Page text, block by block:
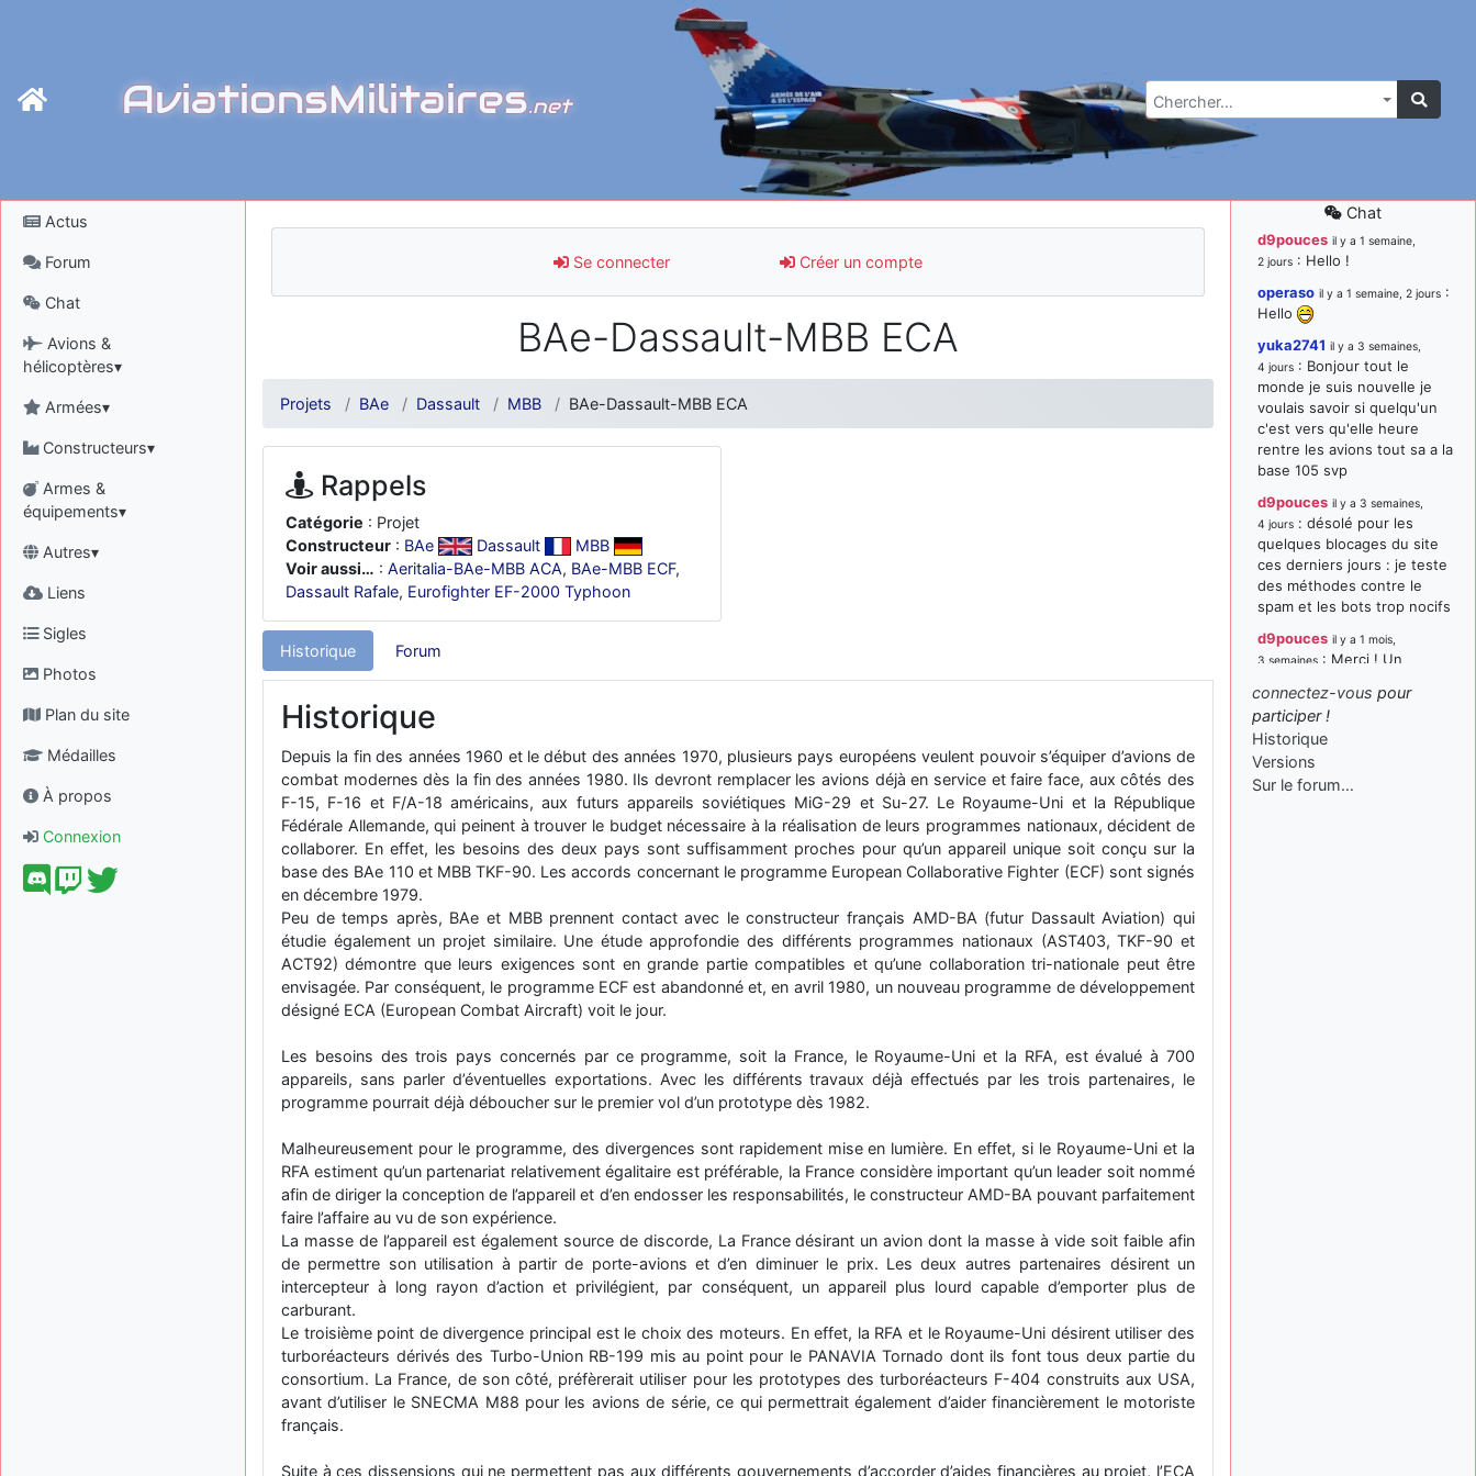
AviationsMilitaires.net Chercher…
Actus
Forum
Chat
Avions &
hélicoptères▾
Armées▾
Constructeurs▾
Armes &
équipements▾
Autres▾
Liens
Sigles
Photos
Plan du site
Médailles
À propos
Connexion
Se connecter Créer un compte
BAe-Dassault-MBB ECA
Projets BAe Dassault MBB BAe-Dassault-MBB ECA
Rappels
Catégorie : Projet
Constructeur : BAe Dassault
MBB
Voir aussi… : Aeritalia-BAe-MBB ACA, BAe-MBB ECF,
Dassault Rafale, Eurofighter EF-2000 Typhoon
Historique Forum
Historique
Depuis la fin des années 1960 et le début des années 1970, plusieurs pays européens veulent pouvoir s’équiper d’avions de
combat modernes dès la fin des années 1980. Ils devront remplacer les avions déjà en service et faire face, aux côtés des
F-15, F-16 et F/A-18 américains, aux futurs appareils soviétiques MiG-29 et Su-27. Le Royaume-Uni et la République
Fédérale Allemande, qui peinent à trouver le budget nécessaire à la réalisation de leurs programmes nationaux, décident de
collaborer. En effet, les besoins des deux pays sont suffisamment proches pour qu’un appareil unique soit conçu sur la
base des BAe 110 et MBB TKF-90. Les accords concernant le programme European Collaborative Fighter (ECF) sont signés
en décembre 1979.
Peu de temps après, BAe et MBB prennent contact avec le constructeur français AMD-BA (futur Dassault Aviation) qui
étudie également un projet similaire. Une étude approfondie des différents programmes nationaux (AST403, TKF-90 et
ACT92) démontre que leurs exigences sont en grande partie compatibles et qu’une collaboration tri-nationale peut être
envisagée. Par conséquent, le programme ECF est abandonné et, en avril 1980, un nouveau programme de développement
désigné ECA (European Combat Aircraft) voit le jour.
Les besoins des trois pays concernés par ce programme, soit la France, le Royaume-Uni et la RFA, est évalué à 700
appareils, sans parler d’éventuelles exportations. Avec les différents travaux déjà effectués par les trois partenaires, le
programme pourrait déjà déboucher sur le premier vol d’un prototype dès 1982.
Malheureusement pour le programme, des divergences sont rapidement mise en lumière. En effet, si le Royaume-Uni et la
RFA estiment qu’un partenariat relativement égalitaire est préférable, la France considère important qu’un leader soit nommé
afin de diriger la conception de l’appareil et d’en endosser les responsabilités, le constructeur AMD-BA pouvant parfaitement
faire l’affaire au vu de son expérience.
La masse de l’appareil est également source de discorde, La France désirant un avion dont la masse à vide soit faible afin
de permettre son utilisation à partir de porte-avions et d’en diminuer le prix. Les deux autres partenaires désirent un
intercepteur à long rayon d’action et privilégient, par conséquent, un appareil plus lourd capable d’emporter plus de
carburant.
Le troisième point de divergence principal est le choix des moteurs. En effet, la RFA et le Royaume-Uni désirent utiliser des
turboréacteurs dérivés des Turbo-Union RB-199 mis au point pour le PANAVIA Tornado dont ils font tous deux partie du
consortium. La France, de son côté, préfèrerait utiliser pour les prototypes des turboréacteurs F-404 construits aux USA,
avant d’utiliser le SNECMA M88 pour les avions de série, ce qui permettrait également d’aider financièrement le motoriste
français.
Suite à ces dissensions qui ne permettent pas aux différents gouvernements d’accorder d’aides financières au projet, l’ECA
Chat
d9pouces il y a 1 semaine,
2 jours : Hello !
operaso il y a 1 semaine, 2 jours :
Hello
yuka2741 il y a 3 semaines,
4 jours : Bonjour tout le
monde je suis nouvelle je
voulais savoir si quelqu'un
c'est vers qu'elle heure
rentre les avions tout sa a la
base 105 svp
d9pouces il y a 3 semaines,
4 jours : désolé pour les
quelques blocages du site
ces derniers jours : je teste
des méthodes contre le
spam et les bots trop nocifs
d9pouces il y a 1 mois,
3 semaines : Merci ! Un
paxwax il y a 1 mois, 3 semaines
Super, la nouvelle bannière
d9pouces
1 semaine: je suis un
connectez-vous pour
participer !
Historique
Versions
Sur le forum…